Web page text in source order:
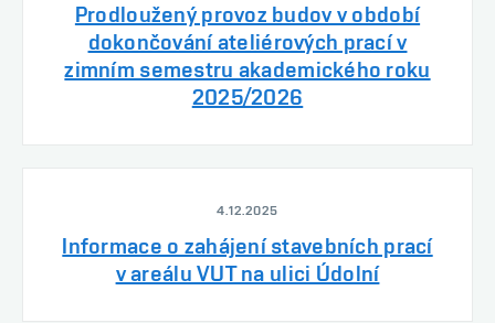
Prodloužený provoz budov v období
dokončování ateliérových prací v
zimním semestru akademického roku
2025/2026
4.12.2025
Informace o zahájení stavebních prací
v areálu VUT na ulici Údolní